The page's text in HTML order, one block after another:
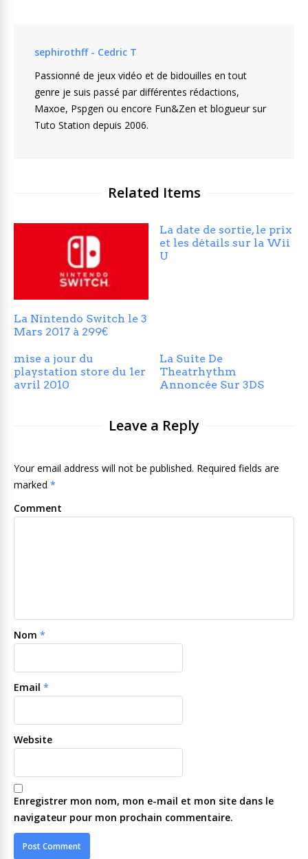
sephirothff - Cedric T
Passionné de jeux vidéo et de bidouilles en tout
genre je suis passé par différentes rédactions,
Maxoe, Pspgen ou encore Fun&Zen et blogueur sur
Tuto Station depuis 2006.
Related Items
La Nintendo Switch le 3
Mars 2017 à 299€
La date de sortie, le prix
et les détails sur la Wii
U
mise a jour du
playstation store du 1er
avril 2010
La Suite De
Theatrhythm
Annoncée Sur 3DS
Leave a Reply
Your email address will not be published. Required fields are
marked *
Comment
Nom *
Email *
Website
Enregistrer mon nom, mon e-mail et mon site dans le
navigateur pour mon prochain commentaire.